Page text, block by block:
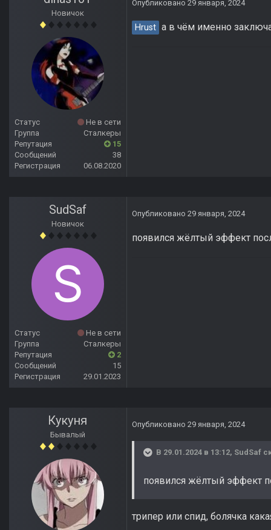
Новичок
Статус
Не в сети
Группа
Сталкеры
Репутация
15
Сообщений
38
Регистрация
06.08.2020
Опубликовано 29 января, 2024
Hrust а в чём именно
SudSaf
Новичок
Статус
Не в сети
Группа
Сталкеры
Репутация
2
Сообщений
15
Регистрация
29.01.2023
Опубликовано 29 января, 2024
появился жёлтый эффект
Кукуня
Бывалый
Опубликовано 29 января, 2024
В 29.01.2024 в 13:12, SudSaf
появился жёлтый эффект
трипер или спид, болячка